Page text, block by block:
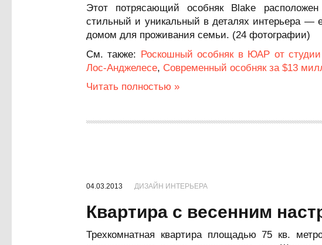
Этот потрясающий особняк Blake
стильный и уникальный в деталях интерьера —
домом для проживания семьи. (24 фотографии)
См. также: Роскошный особняк в ЮАР от студии
Лос-Анджелесе, Современный особняк за $13
Читать полностью »
04.03.2013 ДИЗАЙН ИНТЕРЬЕРА
Квартира с весенним
Трехкомнатная квартира площадью 75 кв.